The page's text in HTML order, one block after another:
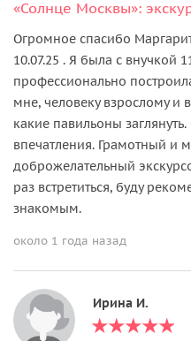
Огромное спасибо
10.07.25 . Я была с внучкой
профессионально
мне, человеку взрослому и
какие павильоны
впечатления. Грамотный и
доброжелательный
раз встретиться, буду
знакомым.
около 1 года назад
Ирина И.